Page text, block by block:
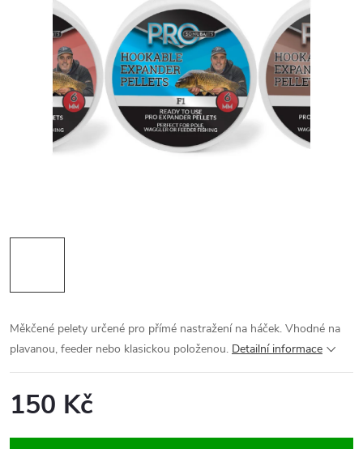
Měkčené pelety určené pro přímé nastražení na háček. Vhodné na
plavanou, feeder nebo klasickou položenou. Detailní informace
150 Kč